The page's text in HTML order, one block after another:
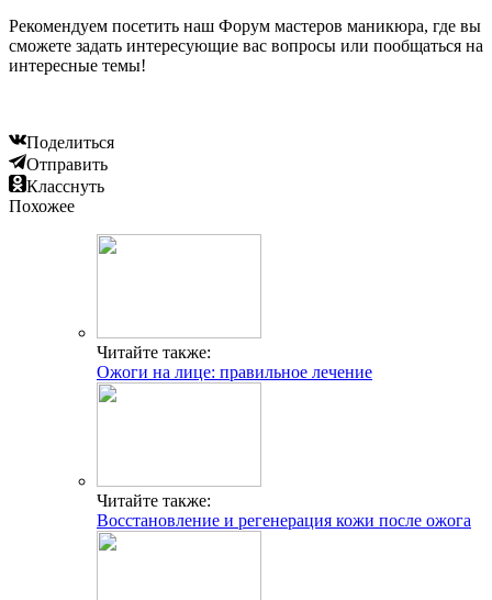
Рекомендуем посетить наш Форум мастеров маникюра, где вы
сможете задать интересующие вас вопросы или пообщаться на
интересные темы!
Поделиться
Отправить
Класснуть
Похожее
Читайте также:
Ожоги на лице: правильное лечение
Читайте также:
Восстановление и регенерация кожи после ожога